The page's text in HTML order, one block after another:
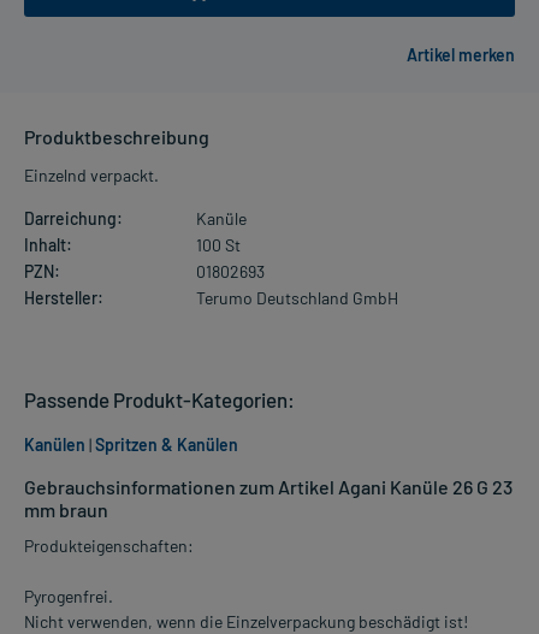
Produktbeschreibung
Einzelnd verpackt.
Darreichung:
Kanüle
Inhalt:
100 St
PZN:
01802693
Hersteller:
Terumo Deutschland GmbH
Gebrauchsinformationen zum Artikel Agani Kanüle 26 G 23
mm braun
Produkteigenschaften:
Pyrogenfrei.
Nicht verwenden, wenn die Einzelverpackung beschädigt ist!
Passende Produkt-Kategorien:
Kanülen |Spritzen & Kanülen